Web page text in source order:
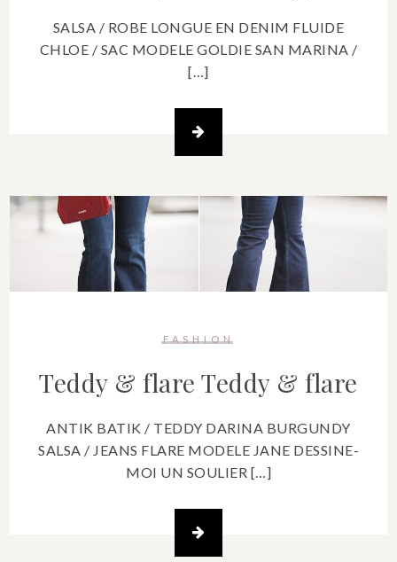
SALSA / ROBE LONGUE EN DENIM FLUIDE
CHLOE / SAC MODELE GOLDIE SAN MARINA /
[…]
FASHION
Teddy & flareTeddy & flare
ANTIK BATIK / TEDDY DARINA BURGUNDY
SALSA / JEANS FLARE MODELE JANE DESSINE-
MOI UN SOULIER […]